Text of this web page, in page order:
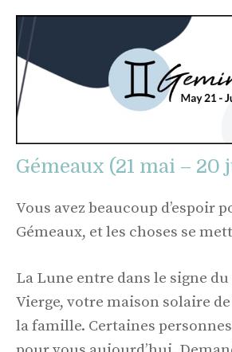
Gémeaux (21 mai – 20
Vous avez beaucoup d’espoir
Gémeaux, et les choses se
La Lune entre dans le signe
Vierge, votre maison solaire
la famille. Certaines